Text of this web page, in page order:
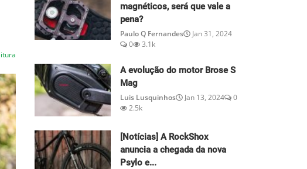
magnéticos, será que vale a
pena?
Paulo Q Fernandes
Jan 31, 2024
0
3.1k
A evolução do motor Brose S
Mag
Luis Lusquinhos Jan 13, 2024
0
2.5k
[Notícias] A RockShox
anuncia a chegada da nova
Psylo e...